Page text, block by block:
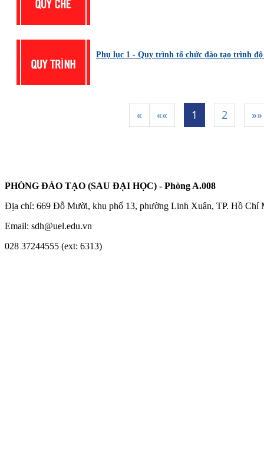
Phụ lục 1 - Quy trình tổ chức đào tạo trình độ
« «« 1 2 »»
PHÒNG ĐÀO TẠO (SAU ĐẠI HỌC) - Phòng A.008
Địa chỉ: 669 Đỗ Mười, khu phố 13, phường Linh Xuân, TP. Hồ Chí
Email: sdh@uel.edu.vn
028 37244555 (ext: 6313)